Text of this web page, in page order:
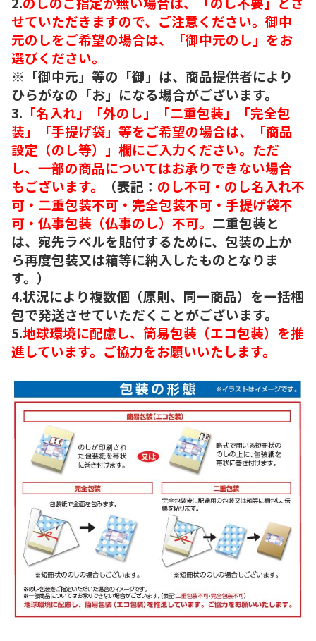
せていただきますので、ご注意ください。御中
元のしをご希望の場合は、「御中元のし」をお
選びください。
※「御中元」等の「御」は、商品提供者により
ひらがなの「お」になる場合がございます。
3. 「名入れ」「外のし」「二重包装」「完全包
装」「手提げ袋」等をご希望の場合は、「商品
設定（のし等）」欄にご入力ください。ただ
し、一部の商品についてはお承りできない場合
もございます。
（表記： のし不可・のし名入れ不
可・二重包装不可・完全包装不可・手提げ袋不
可・仏事包装（仏事のし）不可。 二重包装と
は、宛先ラベルを貼付するために、包装の上か
ら再度包装又は箱等に納入したものとなりま
す。）
4.状況により複数個（原則、同一商品）を一括梱
包で発送させていただくことがございます。
5.地球環境に配慮し、簡易包装（エコ包装）を推
進しています。ご協力をお願いいたします。